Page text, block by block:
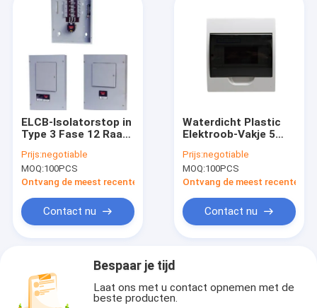
ELCB-Isolatorstop in
Type 3 Fase 12 Raad
Manierdistributie
Manier
Prijs:negotiable
MOQ:100PCS
Ontvang de meest recente Prijs
Contact nu
Waterdicht Plastic
Elektroob-Vakje 5
iec60439-3
Prijs:negotiable
MOQ:100PCS
Ontvang de meest recente
Contact nu
Bespaar je tijd
Laat ons met u contact opnemen met de
beste producten.